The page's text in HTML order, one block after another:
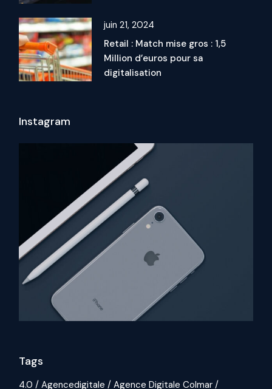
juin 21, 2024
Retail : Match mise gros : 1,5
Million d’euros pour sa
digitalisation
Instagram
Tags
4.0 Agencedigitale
Agence Digitale Colmar